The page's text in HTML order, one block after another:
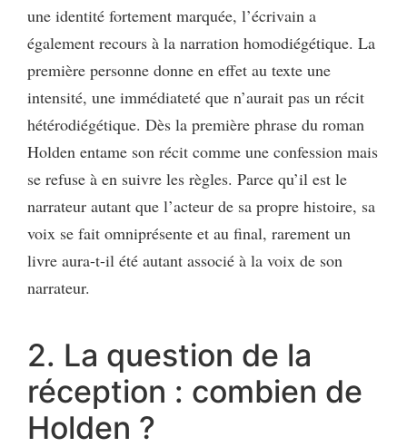
une identité fortement marquée, l’écrivain a
également recours à la narration homodiégétique. La
première personne donne en effet au texte une
intensité, une immédiateté que n’aurait pas un récit
hétérodiégétique. Dès la première phrase du roman
Holden entame son récit comme une confession mais
se refuse à en suivre les règles. Parce qu’il est le
narrateur autant que l’acteur de sa propre histoire, sa
voix se fait omniprésente et au final, rarement un
livre aura-t-il été autant associé à la voix de son
narrateur.
2. La question de la
réception : combien de
Holden ?